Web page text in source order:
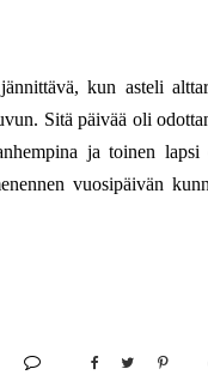
kun asteli
Sitä päivää oli
ja toinen lapsi
vuosipäivän